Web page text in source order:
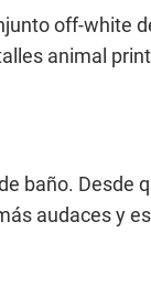
off-white
animal
baño. Desde
audaces y